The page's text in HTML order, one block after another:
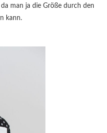
man ja die Größe durch den
kann.